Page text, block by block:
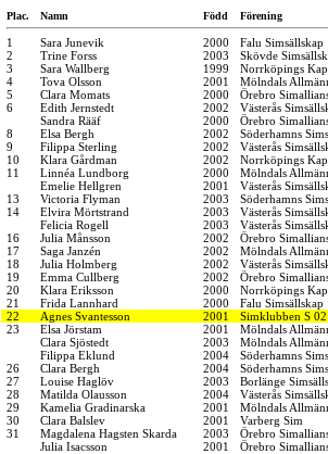
Plac. Namn Född Förening
1 Sara Junevik 2000
Falu Simsällskap
2
Trine Forss 2003
Skövde
3
Sara Wallberg 1999
Norrköpings
4
Tova Olsson 2001
Mölndals
5
Clara Momats 2000
Örebro
6
Edith Jernstedt 2002
Västerås
Sandra Rääf
2000
Örebro
8
Elsa Bergh 2002
Söderhamns
9
Filippa Sterling 2002
Västerås
10
Klara Gårdman 2002
Norrköpings
11
Linnéa Lundborg 2000
Mölndals
Emelie Hellgren
2001
Västerås
13
Victoria Flyman 2003
Söderhamns
14
Elvira Mörtstrand 2003
Västerås
Felicia Rogell
2003
Västerås
16
Julia Månsson 2002
Örebro
17
Saga Janzén 2002
Mölndals
18
Julia Holmberg 2002
Västerås
19
Emma Cullberg 2002
Örebro
20
Klara Eriksson 2000
Norrköpings
21
Frida Lannhard 2000
Falu Simsällskap
22
Agnes Svantesson 2001
Simklubben S 02
23
Elsa Jörstam 2001
Mölndals
Clara Sjöstedt
2003
Mölndals
Filippa Eklund
2004
Söderhamns
26
Clara Bergh 2004
Söderhamns
27
Louise Haglöv 2003
Borlänge
28
Matilda Olausson 2004
Västerås
29
Kamelia Gradinarska 2001
Mölndals
30
Clara Balslev 2001
Varberg Sim
31
Magdalena Hagsten Skarda 2003
Örebro
Julia Isacsson
2001 Örebro